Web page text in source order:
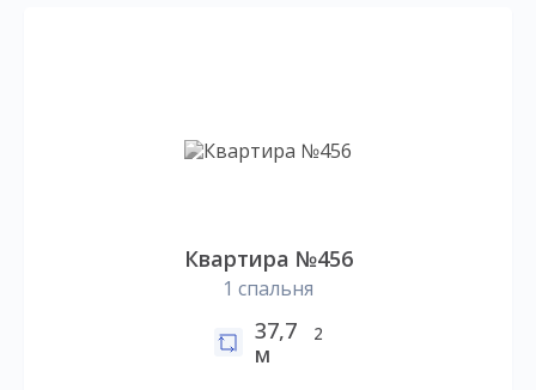
Квартира №456
1 спальня
37,7
м
2